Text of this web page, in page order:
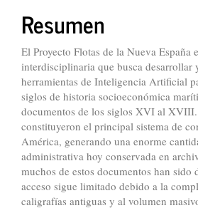
Resumen
El Proyecto Flotas de la Nueva España
interdisciplinaria que busca desarrollar
herramientas de Inteligencia Artificial
siglos de historia socioeconómica
documentos de los siglos XVI al XVIII.
constituyeron el principal sistema de
América, generando una enorme
administrativa hoy conservada en
muchos de estos documentos han sido
acceso sigue limitado debido a la
caligrafías antiguas y al volumen